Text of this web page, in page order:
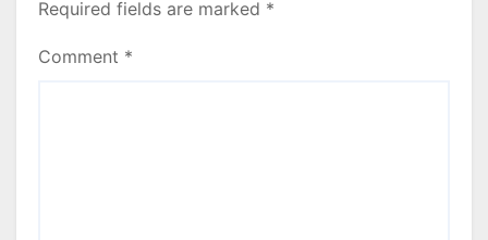
Required fields are marked *
Comment *